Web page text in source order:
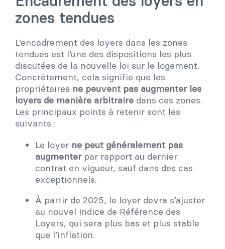
zones tendues
L’encadrement des loyers dans les zones
tendues est l’une des dispositions les plus
discutées de la nouvelle loi sur le logement.
Concrètement, cela signifie que les
propriétaires ne peuvent pas augmenter les
loyers de manière arbitrairedans ces zones.
Les principaux points à retenir sont les
suivants :
Le loyer ne peut généralement pas
augmenterpar rapport au dernier
contrat en vigueur, sauf dans des cas
exceptionnels.
À partir de 2025, le loyer devra s’ajuster
au nouvel Indice de Référence des
Loyers, qui sera plus bas et plus stable
que l’inflation.